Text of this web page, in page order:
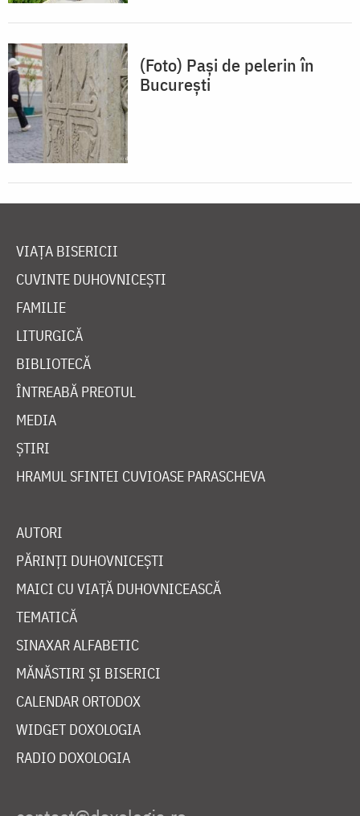
(Foto) Pași de pelerin în
București
VIAȚA BISERICII
CUVINTE DUHOVNICEȘTI
FAMILIE
LITURGICĂ
BIBLIOTECĂ
ÎNTREABĂ PREOTUL
MEDIA
ȘTIRI
HRAMUL SFINTEI CUVIOASE PARASCHEVA
AUTORI
PĂRINȚI DUHOVNICEȘTI
MAICI CU VIAȚĂ DUHOVNICEASCĂ
TEMATICĂ
SINAXAR ALFABETIC
MĂNĂSTIRI ȘI BISERICI
CALENDAR ORTODOX
WIDGET DOXOLOGIA
RADIO DOXOLOGIA